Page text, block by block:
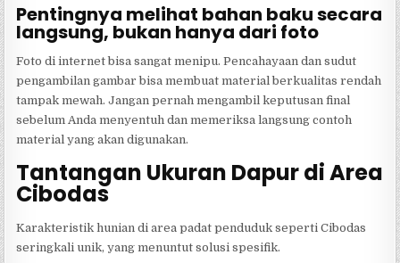
Pentingnya melihat bahan baku secara
langsung, bukan hanya dari foto
Foto di internet bisa sangat menipu. Pencahayaan dan sudut
pengambilan gambar bisa membuat material berkualitas rendah
tampak mewah. Jangan pernah mengambil keputusan final
sebelum Anda menyentuh dan memeriksa langsung contoh
material yang akan digunakan.
Tantangan Ukuran Dapur di Area
Cibodas
Karakteristik hunian di area padat penduduk seperti Cibodas
seringkali unik, yang menuntut solusi spesifik.